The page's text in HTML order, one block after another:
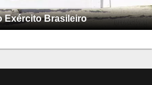
Exército Brasileiro